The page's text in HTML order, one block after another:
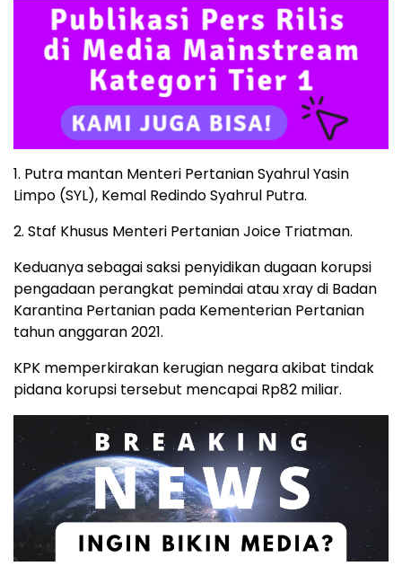
1. Putra mantan Menteri Pertanian Syahrul Yasin
Limpo (SYL), Kemal Redindo Syahrul Putra.
2. Staf Khusus Menteri Pertanian Joice Triatman.
Keduanya sebagai saksi penyidikan dugaan korupsi
pengadaan perangkat pemindai atau xray di Badan
Karantina Pertanian pada Kementerian Pertanian
tahun anggaran 2021.
KPK memperkirakan kerugian negara akibat tindak
pidana korupsi tersebut mencapai Rp82 miliar.